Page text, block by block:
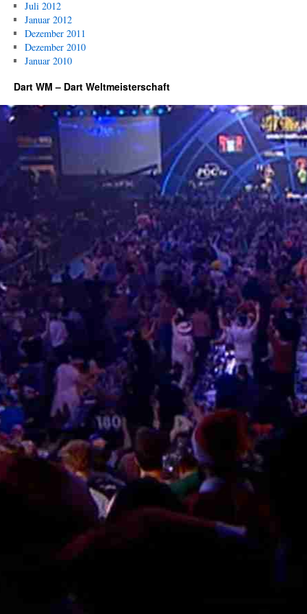
Juli 2012
Januar 2012
Dezember 2011
Dezember 2010
Januar 2010
Dart WM – Dart Weltmeisterschaft